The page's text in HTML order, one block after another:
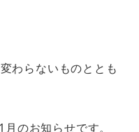
わらないものととも
のお知らせです。